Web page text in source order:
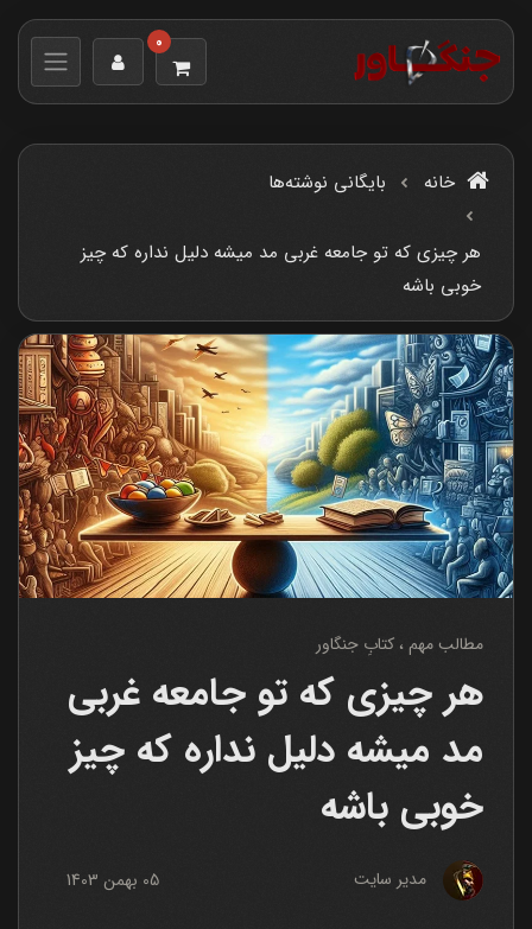
0
خانه بایگانی نوشته‌ها
هر چیزی که تو جامعه غربی مد میشه دلیل نداره که چیز
خوبی باشه
مطالب مهم کتابِ جنگاور
هر چیزی که تو جامعه غربی
مد میشه دلیل نداره که چیز
خوبی باشه
مدیر سایت 05 بهمن 1403